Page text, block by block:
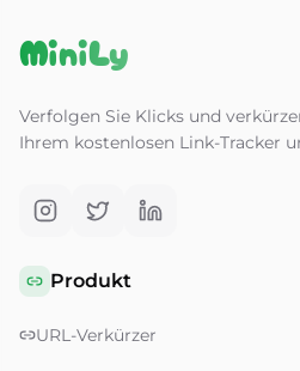
MiniLy
Verfolgen Sie Klicks und
Ihrem kostenlosen Link-Tracker
Produkt
URL-Verkürzer